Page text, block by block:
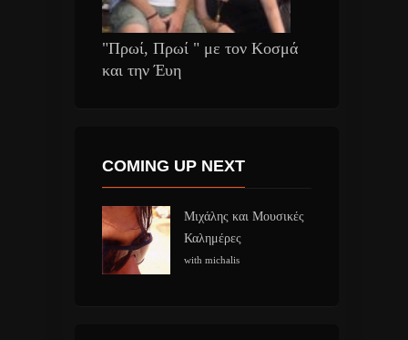
"Πρωί, Πρωί " με τον Κοσμά
και την Έυη
COMING UP NEXT
Μιχάλης και Μουσικές
Καλημέρες
with michalis